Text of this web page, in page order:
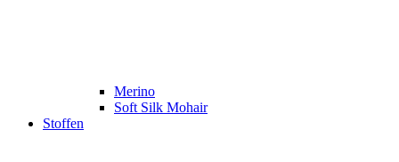
Merino
Soft Silk Mohair
Stoffen